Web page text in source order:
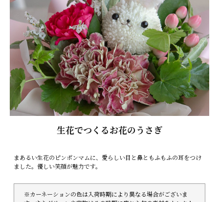
生花でつくるお花のうさぎ
まあるい生花のピンポンマムに、愛らしい目と鼻ともふもふの耳をつけ
ました。優しい笑顔が魅力です。
※カーネーションの色は入荷時期により異なる場合がございま